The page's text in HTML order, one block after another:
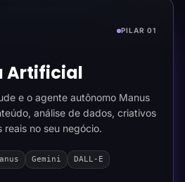
PILAR 01
Artificial
e o agente autônomo Manus
análise de dados, criativos
no seu negócio.
Gemini DALL-E